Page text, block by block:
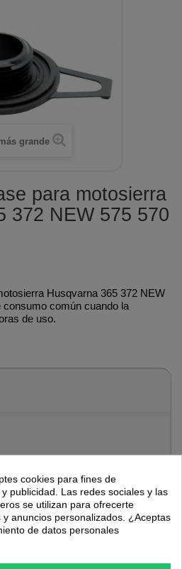
grande
para motosierra
372 NEW 575 570
Husqvarna 365 372 NEW
común cuando la
de uso.
35/38
cookies para fines de
publicidad. Las redes sociales y las
se utilizan para ofrecerte
anuncios personalizados. ¿Aceptas
de datos personales